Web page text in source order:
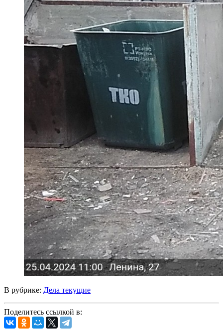
В рубрике: Дела текущие
Поделитесь ссылкой в: